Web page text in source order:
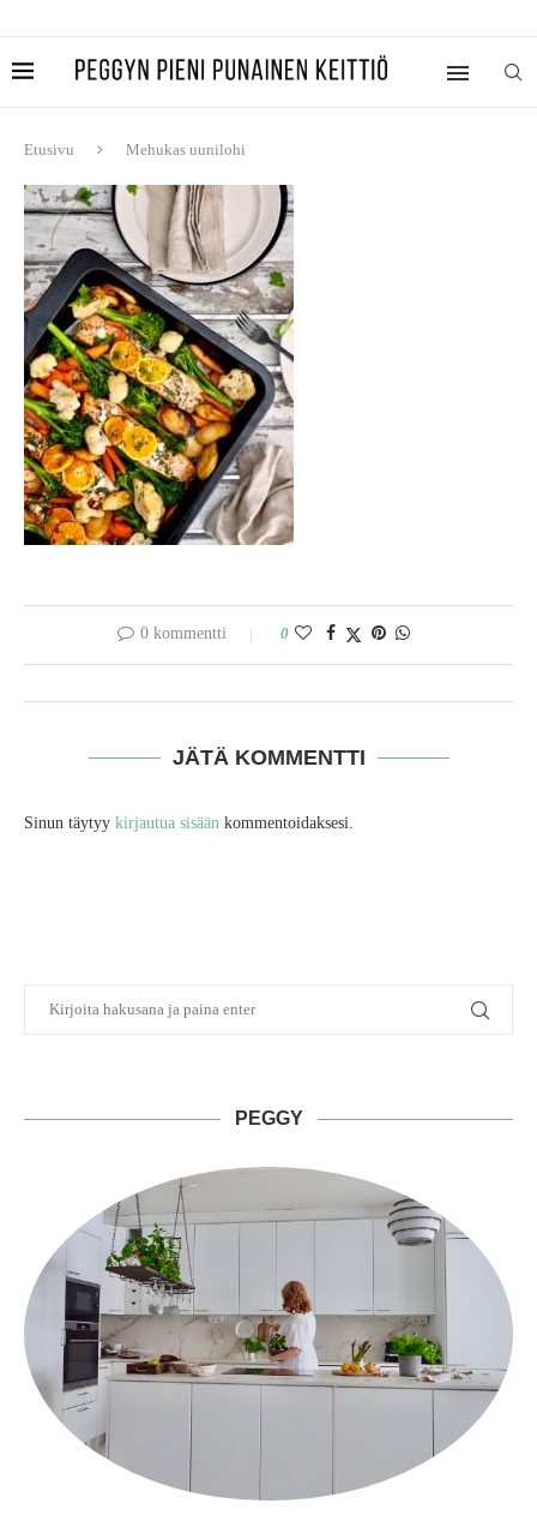
Etusivu Mehukas uunilohi
0 kommentti 0
JÄTÄ KOMMENTTI
Sinun täytyy kirjautua sisään kommentoidaksesi.
PEGGY